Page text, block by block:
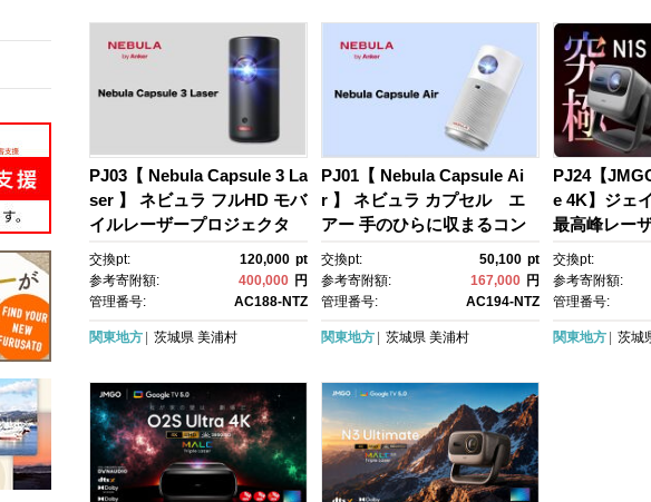
PJ03【 Nebula Capsule 3 La
ser 】 ネビュラ フルHD モバ
イルレーザープロジェクタ
ー/レーザープロジェクタ
ー / 300ANSIルーメン/オート
フォーカス機能/垂直・水平
ー/DLP搭載 / Google TV搭
交換pt: 120,000 pt
参考寄附額:
400,000 円
管理番号:
AC188-NTZ
関東地方 茨城県 美浦村
PJ01【 Nebula Capsule Ai
r 】 ネビュラ カプセル エ
アー 手のひらに収まるコン
パクトサイズ / ハイビジョ
ン / Google TV搭載 / 150 AN
SIルーメン / 最大100インチ
応 / オートフォーカス / 自動
s搭載
交換pt: 50,100 pt
参考寄附額:
167,000 円
管理番号:
AC194-NTZ
関東地方 茨城県 美浦村
PJ24【
e 4K】ジェ
最高峰レー
載
交換pt:
参考寄附額:
管理番号:
関東地方 茨城